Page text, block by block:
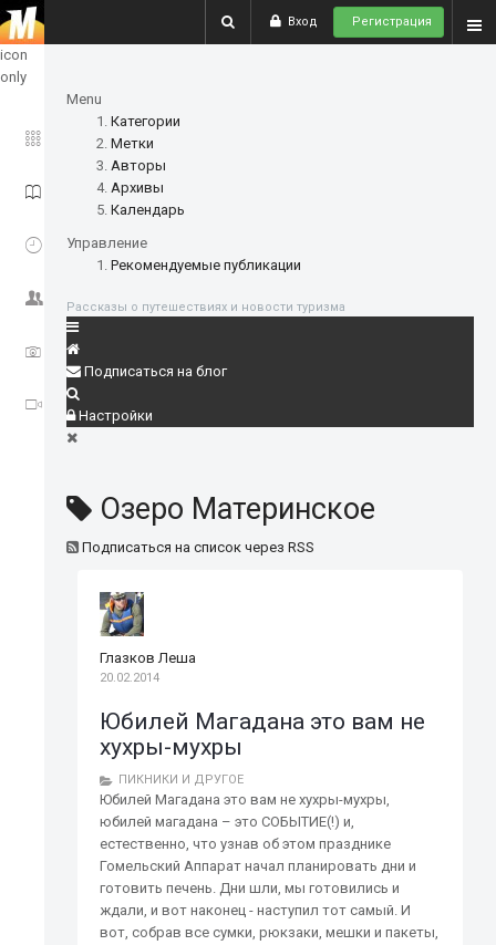
Вход Регистрация
show
icon
only
ГЛАВНОЕ
ИСТОРИИ
СОБЫТИЯ
ФОТО
ВИДЕО
Menu
Категории
Метки
Авторы
Архивы
Календарь
Управление
Рекомендуемые публикации
Рассказы о путешествиях и новости туризма
Подписаться на блог
Настройки
Озеро Материнское
Подписаться на список через RSS
Глазков Леша
20.02.2014
Юбилей Магадана это вам не
хухры-мухры
ПИКНИКИ И ДРУГОЕ
Юбилей Магадана это вам не хухры-мухры,
юбилей магадана – это СОБЫТИЕ(!) и,
естественно, что узнав об этом празднике
Гомельский Аппарат начал планировать дни и
готовить печень. Дни шли, мы готовились и
ждали, и вот наконец - наступил тот самый. И
вот, собрав все сумки, рюкзаки, мешки и пакеты,